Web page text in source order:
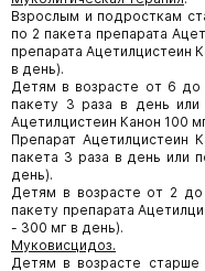
Взрослым и подросткам
по 2 пакета препарата
препарата Ацетилцистеин
в день).
Детям в возрасте от 6 до
пакету 3 раза в день
Ацетилцистеин Канон 100
Препарат Ацетилцистеин
пакета 3 раза в день или
день).
Детям в возрасте от 2
пакету препарата
- 300 мг в день).
Муковисцидоз.
Детям в возрасте